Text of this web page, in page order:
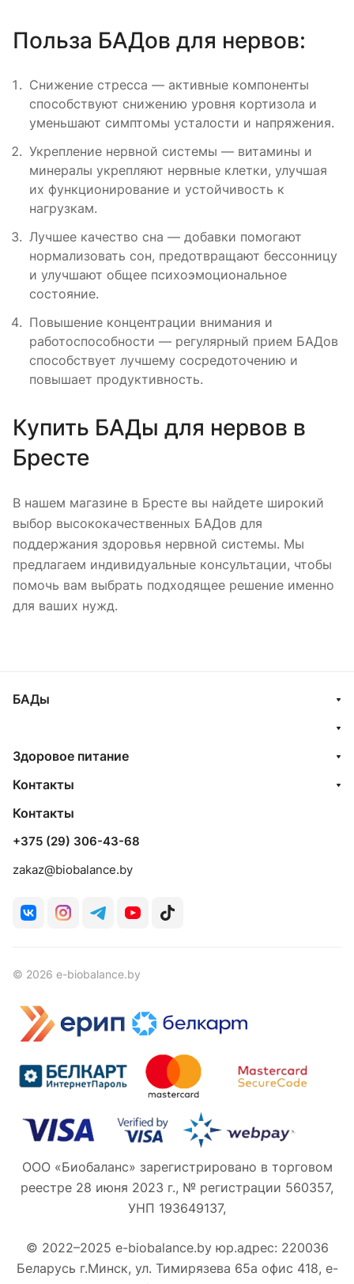
Польза БАДов для нервов:
Снижение стресса — активные компоненты
способствуют снижению уровня кортизола и
уменьшают симптомы усталости и напряжения.
Укрепление нервной системы — витамины и
минералы укрепляют нервные клетки, улучшая
их функционирование и устойчивость к
нагрузкам.
Лучшее качество сна — добавки помогают
нормализовать сон, предотвращают бессонницу
и улучшают общее психоэмоциональное
состояние.
Повышение концентрации внимания и
работоспособности — регулярный прием БАДов
способствует лучшему сосредоточению и
повышает продуктивность.
Купить БАДы для нервов в
Бресте
В нашем магазине в Бресте вы найдете широкий
выбор высококачественных БАДов для
поддержания здоровья нервной системы. Мы
предлагаем индивидуальные консультации, чтобы
помочь вам выбрать подходящее решение именно
для ваших нужд.
БАДы
Здоровое питание
Контакты
Контакты
+375 (29) 306-43-68
zakaz@biobalance.by
© 2026 e-biobalance.by
ООО «Биобаланс» зарегистрировано в торговом
реестре 28 июня 2023 г., № регистрации 560357,
УНП 193649137,
© 2022–2025 e-biobalance.by юр.адрес: 220036
Беларусь г.Минск, ул. Тимирязева 65а офис 418, e-